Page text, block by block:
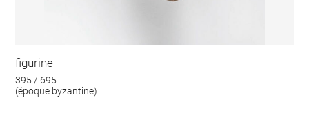
figurine
395 / 695
(époque byzantine)